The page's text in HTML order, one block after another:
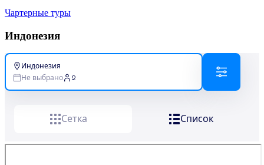
Чартерные туры
Индонезия